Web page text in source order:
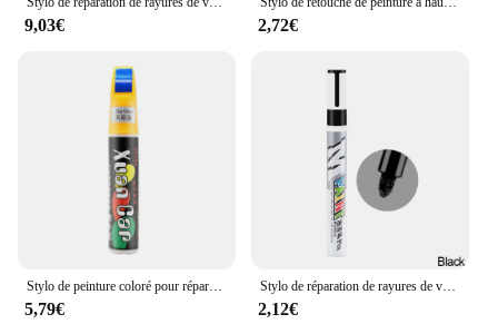
9,03€ 2,72€
5,79€
Stylo de réparation de rayures de voiture, stylo de retouche automatique, dissolvant de remplissage de peinture, marqueur de peinture de véhicule, kit transparent pour le style de voiture, soin de réparation de rayures
2,12€